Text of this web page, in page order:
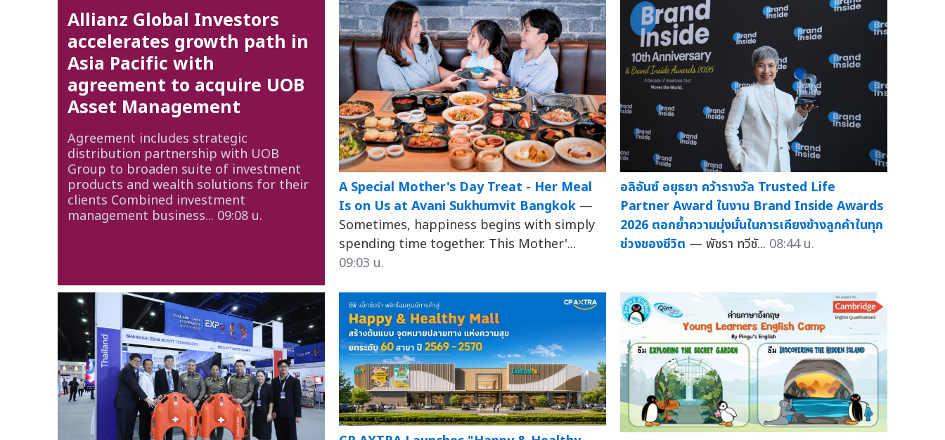
Allianz Global Investors
accelerates growth path in
Asia Pacific with
agreement to acquire UOB
Asset Management
Agreement includes strategic
distribution partnership with UOB
Group to broaden suite of investment
products and wealth solutions for their
clients Combined investment
management business... 09:08 น.
A Special Mother's Day Treat - Her Meal
Is on Us at Avani Sukhumvit Bangkok —
Sometimes, happiness begins with simply
spending time together. This Mother'...
09:03 น.
อลิอันซ์ อยุธยา คว้ารางวัล Trusted Life
Partner Award ในงาน Brand Inside Awards
2026 ตอกย้ำความมุ่งมั่นในการเคียงข้างลูกค้าในทุก
ช่วงของชีวิต — พัชรา ทวีชั... 08:44 น.